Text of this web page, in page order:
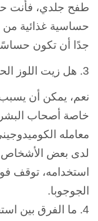
طفح جلدي، فأنت
حساسية غذائية من
جدًا أن تكون
3. هل زيت اللوز الحلو يسبب حب الشباب؟
نعم، يمكن أن
خاصة أصحاب
لدى بعض الأشخاص.
استخدامه، توقف
الجوجوبا.
4. ما الفرق بين